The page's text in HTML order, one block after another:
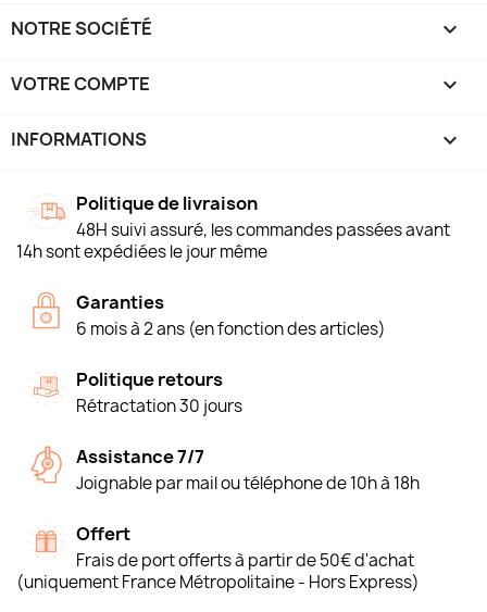
NOTRE SOCIÉTÉ 
VOTRE COMPTE 
INFORMATIONS keyboard_arrow_down
Politique de livraison
48H suivi assuré, les commandes passées avant
14h sont expédiées le jour même
Garanties
6 mois à 2 ans (en fonction des articles)
Politique retours
Rétractation 30 jours
Assistance 7/7
Joignable par mail ou téléphone de 10h à 18h
Offert
Frais de port offerts à partir de 50€ d'achat
(uniquement France Métropolitaine - Hors Express)